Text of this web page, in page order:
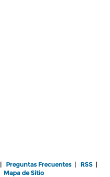
| Preguntas Frecuentes | RSS |
Mapa de Sitio